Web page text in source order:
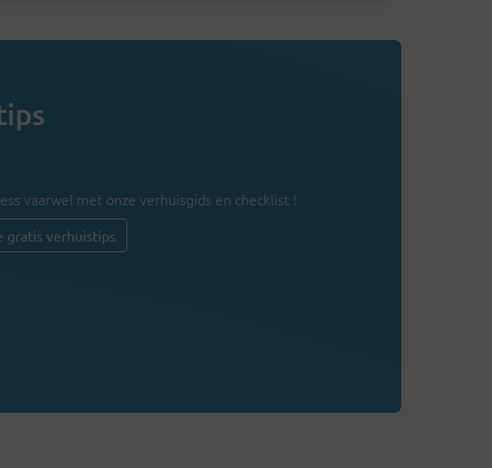
vaarwel met onze verhuisgids en checklist !
gratis verhuistips